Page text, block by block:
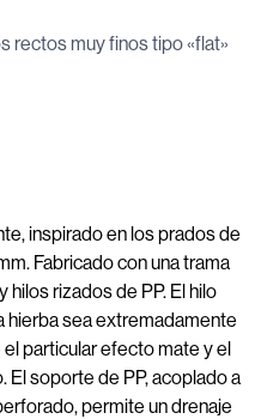
rectos muy finos tipo «flat»
inspirado en los prados de
Fabricado con una trama
rizados de PP. El hilo
hierba sea extremadamente
particular efecto mate y el
El soporte de PP, acoplado a
permite un drenaje